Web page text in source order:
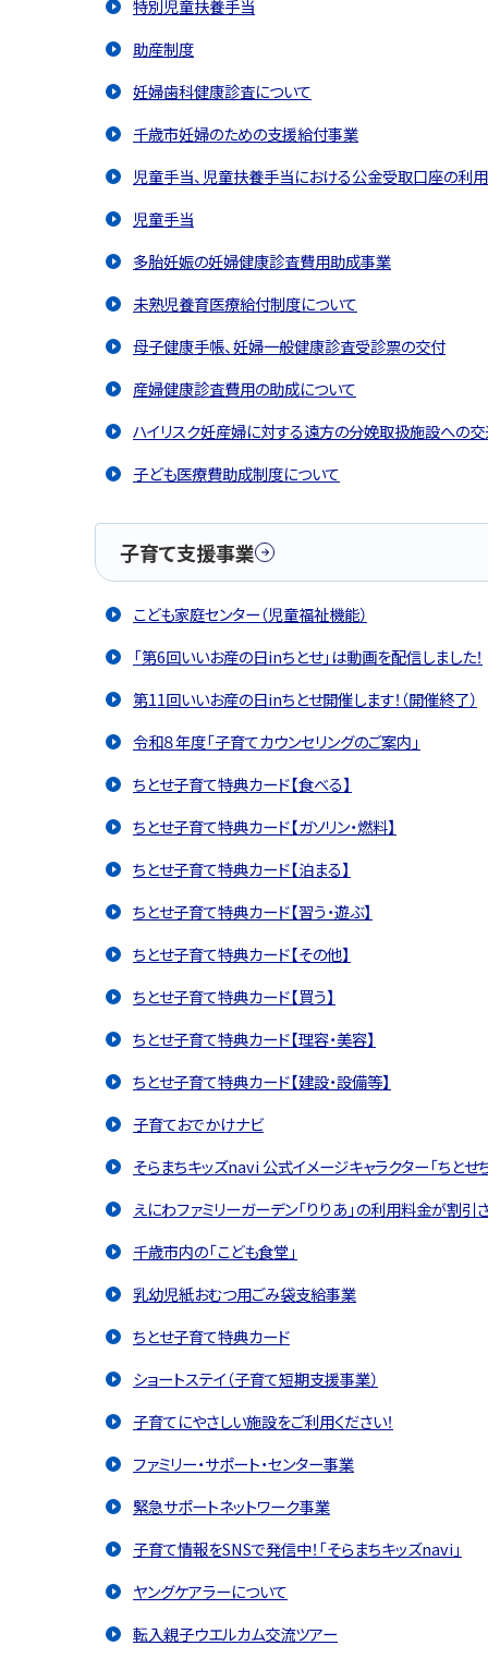
特別児童扶養手当
助産制度
妊婦歯科健康診査について
千歳市妊婦のための支援給付事業
児童手当、児童扶養手当における公金受取口座の利
児童手当
多胎妊娠の妊婦健康診査費用助成事業
未熟児養育医療給付制度について
母子健康手帳、妊婦一般健康診査受診票の交付
産婦健康診査費用の助成について
ハイリスク妊産婦に対する遠方の分娩取扱施設への
子ども医療費助成制度について
子育て支援事業
こども家庭センター（児童福祉機能）
「第6回いいお産の日inちとせ」は動画を配信しました！
第11回いいお産の日inちとせ開催します！（開催終了）
令和８年度「子育てカウンセリングのご案内」
ちとせ子育て特典カード【食べる】
ちとせ子育て特典カード【ガソリン・燃料】
ちとせ子育て特典カード【泊まる】
ちとせ子育て特典カード【習う・遊ぶ】
ちとせ子育て特典カード【その他】
ちとせ子育て特典カード【買う】
ちとせ子育て特典カード【理容・美容】
ちとせ子育て特典カード【建設・設備等】
子育ておでかけナビ
そらまちキッズnavi 公式イメージキャラクター「ちとせち
えにわファミリーガーデン「りりあ」の利用料金が割引
千歳市内の「こども食堂」
乳幼児紙おむつ用ごみ袋支給事業
ちとせ子育て特典カード
ショートステイ（子育て短期支援事業）
子育てにやさしい施設をご利用ください！
ファミリー・サポート・センター事業
緊急サポートネットワーク事業
子育て情報をSNSで発信中！「そらまちキッズnavi」
ヤングケアラーについて
転入親子ウエルカム交流ツアー